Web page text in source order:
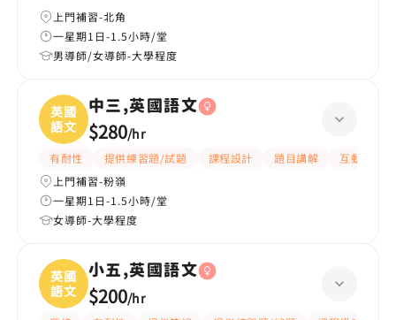
上門補習-北角
一星期1日-1.5小時/堂
男導師/女導師-大學程度
英國
語文
中三,英國語文
$280/hr
有耐性 提供練習題/試題 課程設計 題目講解
互動教學
上門補習-粉嶺
一星期1日-1.5小時/堂
女導師-大學程度
英國
語文
小五,英國語文
$200/hr